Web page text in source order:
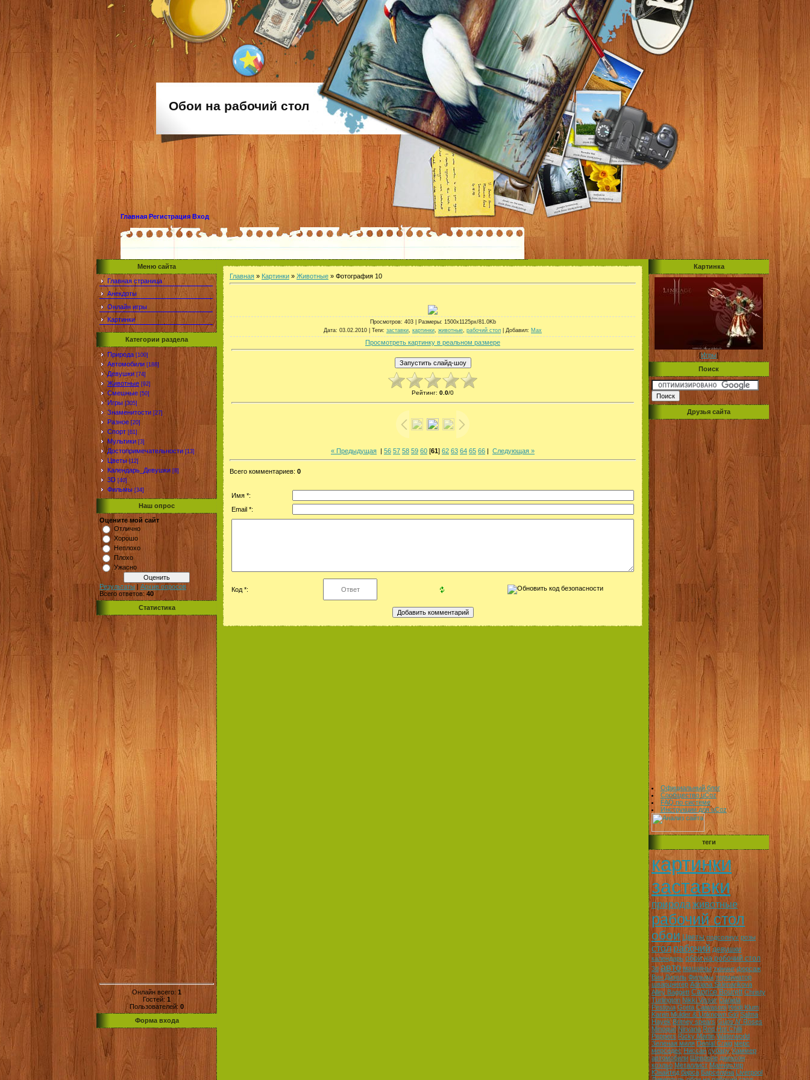
Обои на рабочий стол
Главная Регистрация Вход
Меню сайта
Главная страница
Анекдоты
Онлайн игры
Картинки
Категории раздела
Природа [100]
Автомобили [188]
Девушки [74]
Животные [92]
Смешные [50]
Игры [305]
Знаменитости [27]
Разное [20]
Спорт [61]
Мультики [3]
Достопримечательности [13]
Цветы [12]
Календарь_Девушки [8]
3D [40]
Фильмы [34]
Наш опрос
Оцените мой сайт
Отлично
Хорошо
Неплохо
Плохо
Ужасно
Результаты | Архив опросов
Всего ответов: 40
Статистика
Онлайн всего: 1
Гостей: 1
Пользователей: 0
Форма входа
Главная » Картинки » Животные » Фотография 10
Просмотров: 403 | Размеры: 1500x1125px/81.0Kb
Дата: 03.02.2010 | Теги: заставки картинки животные рабочий стол Добавил: Max
Просмотреть картинку в реальном размере
Рейтинг: 0.0/0
« Предыдущая | 56 57 58 59 60 [61] 62 63 64 65 66 | Следующая »
Всего комментариев: 0
Имя *:
Email *:
Код *:
Картинка
[Игры]
Поиск
Друзья сайта
Официальный блог
Сообщество uCoz
FAQ по системе
Инструкции для uCoz
теги
картинки
заставки
природаживотные
рабочий стол
обои Цветы подсолнух розы
стол рабочий девушки
календарь обои на робочий стол
3d авто машины тюнинг форсаж
Вин Дизель Фильмы терминатор
шварцнегер Adriana Sklenarikova
Alley Baggett Caprice Bourett Christy
Turlington Nikki Visser Daniela
Pestova Greta Caiwasoni Heidi Klum
Karen Mulder & Unknown Girl Salma
Hayek Britney spears Guns N' Roses
Minoque Nirvana Red Hot Chilli
Peppers Ricky Martin Waterworld
Зеленая миля Denial Craig мерс
мерседес Ниссан субару Хаммер
автомобили Шевроле джексон
коэльо Металлист Манчестер
Юнайтед барса Барселона Liverpool